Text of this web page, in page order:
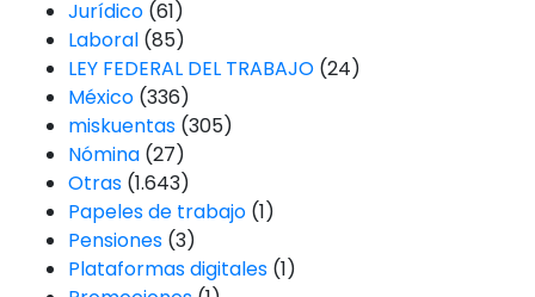
Jurídico(61)
Laboral(85)
LEY FEDERAL DEL TRABAJO(24)
México(336)
miskuentas(305)
Nómina(27)
Otras(1.643)
Papeles de trabajo(1)
Pensiones(3)
Plataformas digitales(1)